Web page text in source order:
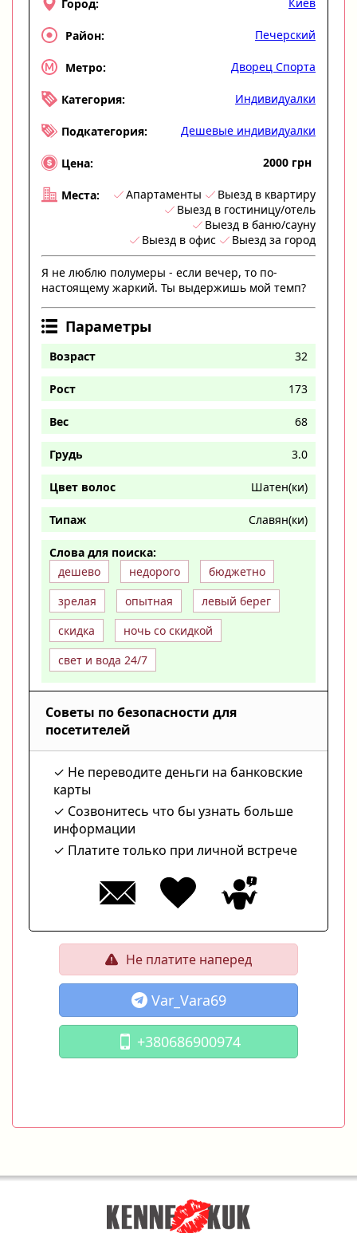
Город:
Район: Печерский
Метро: Дворец Спорта
Категория: Индивидуалки
Подкатегория: Дешевые индивидуалки
Цена: 2000 грн
Места: Апартаменты
Выезд в квартиру
Выезд в гостиницу/отель
Выезд в баню/сауну
Выезд в офис
Выезд за город
Я не люблю полумеры - если вечер, то по-
настоящему жаркий. Ты выдержишь мой темп?
Параметры
Возраст 32
Рост 173
Вес 68
Грудь 3.0
Цвет волос Шатен(ки)
Типаж Славян(ки)
Слова для поиска:
дешево
недорого
бюджетно
зрелая
опытная
левый берег
скидка
ночь со скидкой
свет и вода 24/7
Советы по безопасности для
посетителей
Не переводите деньги на банковские
карты
Созвонитесь что бы узнать больше
информации
Платите только при личной встрече
Не платите наперед
Var_Vara69
+380686900974